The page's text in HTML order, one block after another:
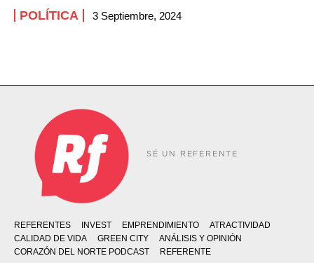
POLÍTICA 3 Septiembre, 2024
SÉ UN REFERENTE
REFERENTES INVEST EMPRENDIMIENTO
ATRACTIVIDAD
CALIDAD DE VIDA
GREEN CITY
ANÁLISIS Y OPINIÓN
CORAZÓN DEL NORTE PODCAST
REFERENTE